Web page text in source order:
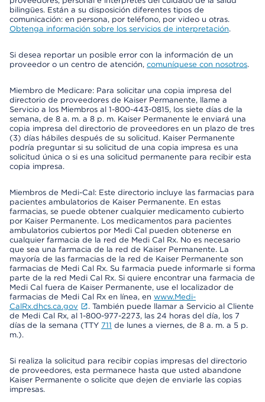
bilingües. Están a su disposición diferentes tipos de
comunicación: en persona, por teléfono, por video u otras.
Obtenga información sobre los servicios de interpretación.
Si desea reportar un posible error con la información de un
proveedor o un centro de atención, comuníquese con nosotros.
Miembro de Medicare: Para solicitar una copia impresa del
directorio de proveedores de Kaiser Permanente, llame a
Servicio a los Miembros al 1-800-443-0815, los siete días de la
semana, de 8 a. m. a 8 p. m. Kaiser Permanente le enviará una
copia impresa del directorio de proveedores en un plazo de tres
(3) días hábiles después de su solicitud. Kaiser Permanente
podría preguntar si su solicitud de una copia impresa es una
solicitud única o si es una solicitud permanente para recibir esta
copia impresa.
Miembros de Medi-Cal: Este directorio incluye las farmacias para
pacientes ambulatorios de Kaiser Permanente. En estas
farmacias, se puede obtener cualquier medicamento cubierto
por Kaiser Permanente. Los medicamentos para pacientes
ambulatorios cubiertos por Medi Cal pueden obtenerse en
cualquier farmacia de la red de Medi Cal Rx. No es necesario
que sea una farmacia de la red de Kaiser Permanente. La
mayoría de las farmacias de la red de Kaiser Permanente son
farmacias de Medi Cal Rx. Su farmacia puede informarle si forma
parte de la red Medi Cal Rx. Si quiere encontrar una farmacia de
Medi Cal fuera de Kaiser Permanente, use el localizador de
farmacias de Medi Cal Rx en línea, en www.Medi-
CalRx.dhcs.ca.gov
. También puede llamar a Servicio al Cliente
de Medi Cal Rx, al 1-800-977-2273, las 24 horas del día, los 7
días de la semana (TTY 711 de lunes a viernes, de 8 a. m. a 5 p.
m.).
Si realiza la solicitud para recibir copias impresas del directorio
de proveedores, esta permanece hasta que usted abandone
Kaiser Permanente o solicite que dejen de enviarle las copias
impresas.